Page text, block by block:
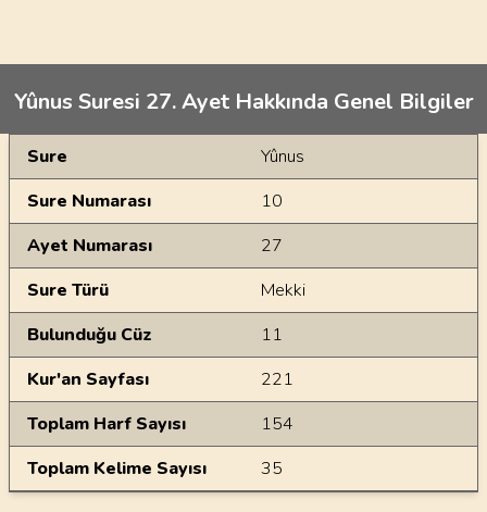
Yûnus Suresi 27. Ayet Hakkında Genel Bilgiler
Genel Bilgiler
Sure
Yûnus
Sure Numarası
10
Ayet Numarası
27
Sure Türü
Mekki
Bulunduğu Cüz
11
Kur'an Sayfası
221
Toplam Harf Sayısı
154
Toplam Kelime Sayısı
35